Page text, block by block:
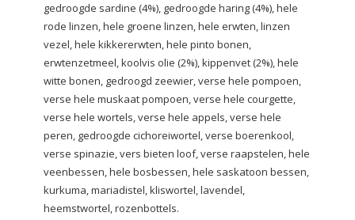
gedroogde sardine (4%), gedroogde haring (4%), hele
rode linzen, hele groene linzen, hele erwten, linzen
vezel, hele kikkererwten, hele pinto bonen,
erwtenzetmeel, koolvis olie (2%), kippenvet (2%), hele
witte bonen, gedroogd zeewier, verse hele pompoen,
verse hele muskaat pompoen, verse hele courgette,
verse hele wortels, verse hele appels, verse hele
peren, gedroogde cichoreiwortel, verse boerenkool,
verse spinazie, vers bieten loof, verse raapstelen, hele
veenbessen, hele bosbessen, hele saskatoon bessen,
kurkuma, mariadistel, kliswortel, lavendel,
heemstwortel, rozenbottels.